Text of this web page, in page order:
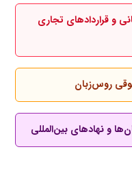
و قراردادهای تجاری
روس‌زبان
و نهادهای بین‌المللی